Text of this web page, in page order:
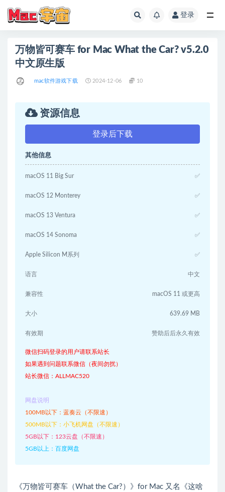
登录
万物皆可赛车 for Mac What the Car? v5.2.0
中文原生版
mac软件游戏下载 2024-12-06 10
资源信息
登录后下载
其他信息
macOS 11 Big Sur ✅
macOS 12 Monterey ✅
macOS 13 Ventura ✅
macOS 14 Sonoma ✅
Apple Silicon M系列 ✅
语言 中文
兼容性 macOS 11 或更高
大小 639.69 MB
有效期 赞助后后永久有效
微信扫码登录的用户请联系站长
如果遇到问题联系微信（夜间勿扰）
站长微信：ALLMAC520
网盘说明
100MB以下：蓝奏云（不限速）
500MB以下：小飞机网盘（不限速）
5GB以下：123云盘（不限速）
5GB以上：百度网盘
《万物皆可赛车（What the Car?）》for Mac 又名《这啥